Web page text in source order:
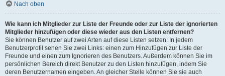
Nach oben
Wie kann ich Mitglieder zur Liste der Freunde oder zur Liste der ignorierten
Mitglieder hinzufügen oder diese wieder aus den Listen entfernen?
Sie können Benutzer auf zwei Arten auf diese Listen setzen: In jedem
Benutzerprofil sehen Sie zwei Links: einen zum Hinzufügen zur Liste der
Freunde und einen zum Ignorieren des Benutzers. Außerdem können Sie im
persönlichen Bereich direkt Benutzer zu den Listen hinzufügen, indem Sie
deren Benutzernamen eingeben. An gleicher Stelle können Sie sie auch